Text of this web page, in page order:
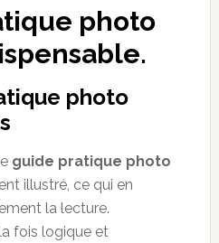
photo
photo
guide pratique photo
illustré, ce qui en
la lecture.
fois logique et